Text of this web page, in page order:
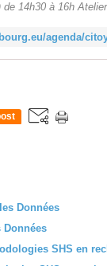
14h30 à 16h
agenda/